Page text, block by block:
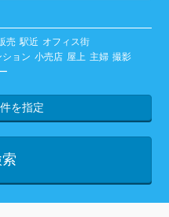
売 駅近 オフィス街
ション 小売店 屋上 主婦 撮影
を指定